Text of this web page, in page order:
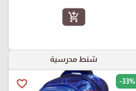
add_shopping_cart
شنط مدرسية
favorite_border -33%